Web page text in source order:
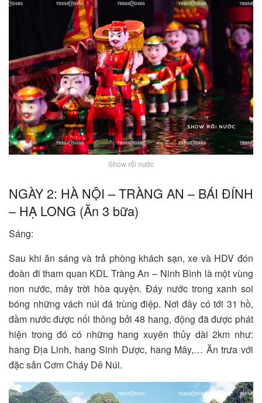
Show rối nước
NGÀY 2: HÀ NỘI – TRÀNG AN – BÁI ĐÍNH
– HẠ LONG (Ăn 3 bữa)
Sáng:
Sau khi ăn sáng và trả phòng khách sạn, xe và HDV đón
đoàn đi tham quan KDL Tràng An – Ninh Bình là một vùng
non nước, mây trời hòa quyện. Đáy nước trong xanh soi
bóng những vách núi đá trùng điệp. Nơi đây có tới 31 hồ,
đầm nước được nối thông bởi 48 hang, động đã được phát
hiện trong đó có những hang xuyên thủy dài 2km như:
hang Địa Linh, hang Sinh Dược, hang Mây,… Ăn trưa với
đặc sản Cơm Cháy Dê Núi.